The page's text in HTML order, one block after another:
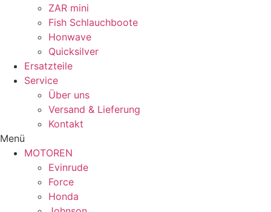
ZAR mini
Fish Schlauchboote
Honwave
Quicksilver
Ersatzteile
Service
Über uns
Versand & Lieferung
Kontakt
Menü
MOTOREN
Evinrude
Force
Honda